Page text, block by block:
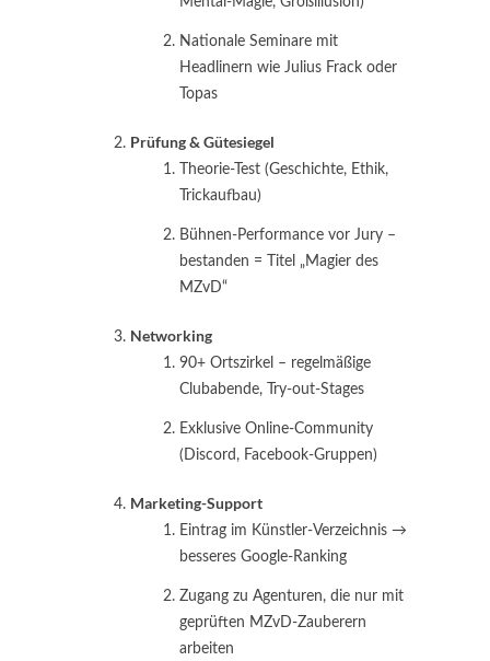
Nationale Seminare mit
Headlinern wie Julius Frack oder
Topas
Prüfung & Gütesiegel
Theorie-Test (Geschichte, Ethik,
Trickaufbau)
Bühnen-Performance vor Jury –
bestanden = Titel „Magier des
MZvD“
Networking
90+ Ortszirkel – regelmäßige
Clubabende, Try-out-Stages
Exklusive Online-Community
(Discord, Facebook-Gruppen)
Marketing-Support
Eintrag im Künstler-Verzeichnis →
besseres Google-Ranking
Zugang zu Agenturen, die nur mit
geprüften MZvD-Zauberern
arbeiten